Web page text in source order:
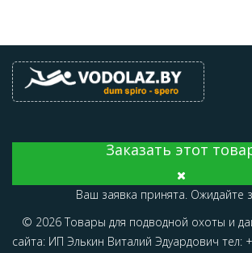
Заказать этот
Ваш заявка принята. Ожидайте
© 2026 Товары для подводной охоты и
сайта: ИП Элькин Виталий Эдуардович тел: